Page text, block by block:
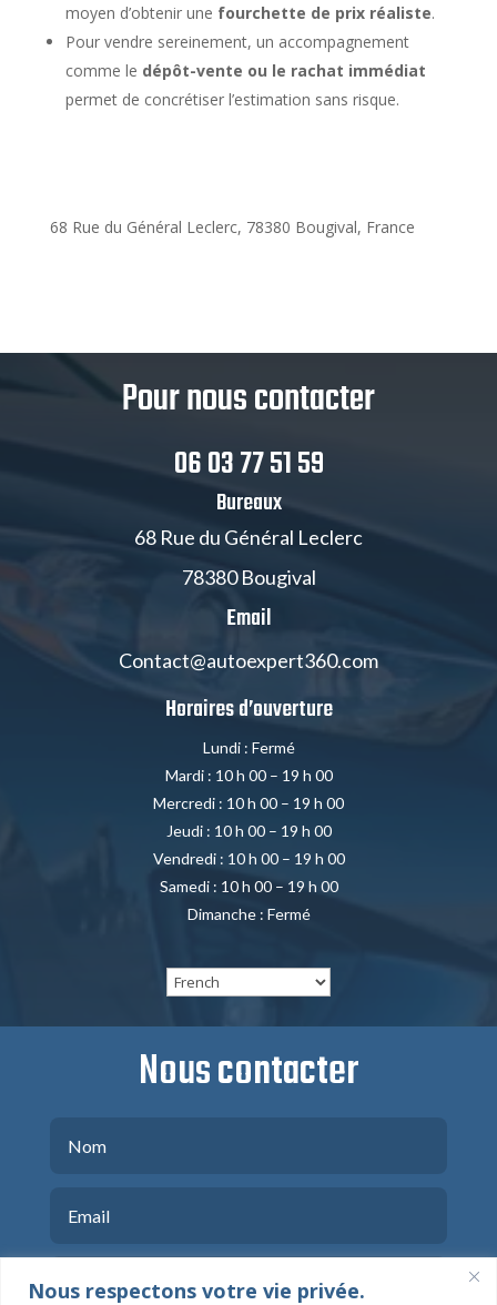
Nous respectons votre vie privée.
moyen d’obtenir une fourchette de prix réaliste.
Pour vendre sereinement, un accompagnement
comme le dépôt-vente ou le rachat immédiat
permet de concrétiser l’estimation sans risque.
68 Rue du Général Leclerc, 78380 Bougival, France
Pour nous contacter
06 03 77 51 59
Bureaux
68 Rue du Général Leclerc
78380 Bougival
Email
Contact@autoexpert360.com
Horaires d’ouverture
Lundi : Fermé
Mardi : 10 h 00 – 19 h 00
Mercredi : 10 h 00 – 19 h 00
Jeudi : 10 h 00 – 19 h 00
Vendredi : 10 h 00 – 19 h 00
Samedi : 10 h 00 – 19 h 00
Dimanche : Fermé
Nous contacter